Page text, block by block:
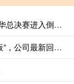
富深所 角逐“玉兰星辉”，上海乒乓球嘉年华总决赛进入倒计时
永旺配资端 【求证】京基智农股价“两连板”，公司最新回应：禽类养殖占比小